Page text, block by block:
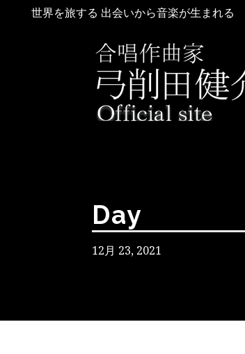
世界を旅する 出会いから音楽が生まれる
Day
12月 23, 2021